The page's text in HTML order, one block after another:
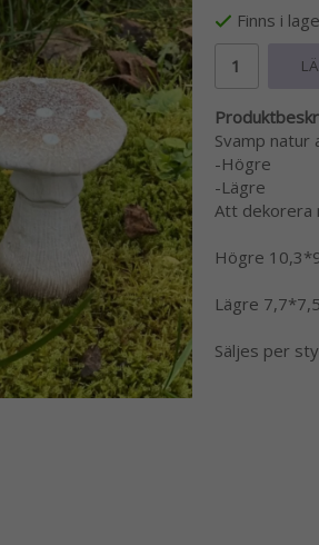
Finns i
Svamp natur
-Högre
-Lägre
Att dekorera
Högre
Lägre
Säljes per